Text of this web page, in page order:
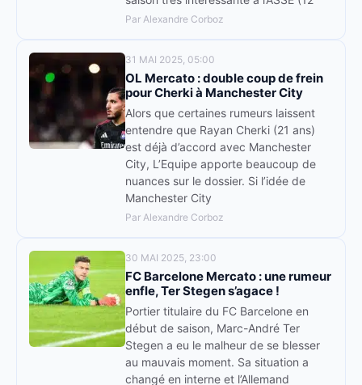
Par Alexandre Corboz
31 MAI 2025, 05:00
OL Mercato : double coup de frein
pour Cherki à Manchester City
Alors que certaines rumeurs laissent
entendre que Rayan Cherki (21 ans)
est déjà d’accord avec Manchester
City, L’Equipe apporte beaucoup de
nuances sur le dossier. Si l’idée de
Manchester City
Par Alexandre Corboz
30 MAI 2025, 23:00
FC Barcelone Mercato : une rumeur
enfle, Ter Stegen s’agace !
Portier titulaire du FC Barcelone en
début de saison, Marc-André Ter
Stegen a eu le malheur de se blesser
au mauvais moment. Sa situation a
changé en interne et l’Allemand